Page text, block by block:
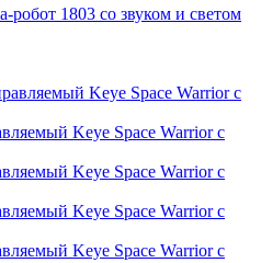
робот 1803 со звуком и светом